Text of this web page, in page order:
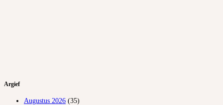
Argief
Augustus 2026 (35)